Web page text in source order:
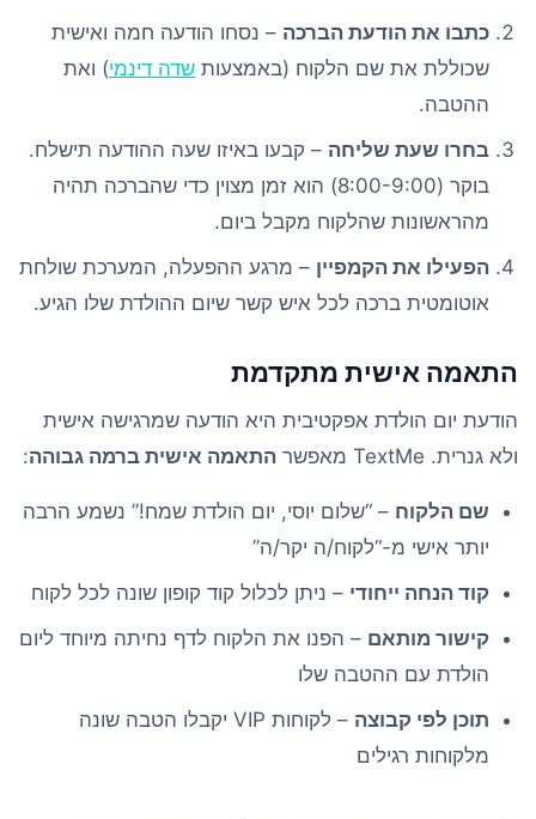
כתבו את הודעת הברכה – נסחו הודעה חמה ואישית
שכוללת את שם הלקוח (באמצעות שדה דינמי) ואת
ההטבה.
בחרו שעת שליחה – קבעו באיזו שעה ההודעה תישלח.
בוקר (8:00-9:00) הוא זמן מצוין כדי שהברכה תהיה
מהראשונות שהלקוח מקבל ביום.
הפעילו את הקמפיין – מרגע ההפעלה, המערכת שולחת
אוטומטית ברכה לכל איש קשר שיום ההולדת שלו הגיע.
התאמה אישית מתקדמת
הודעת יום הולדת אפקטיבית היא הודעה שמרגישה אישית
ולא גנרית. TextMe מאפשר
התאמה אישית ברמה גבוהה:
שם הלקוח – “שלום יוסי, יום הולדת שמח!” נשמע הרבה
יותר אישי מ-“לקוח/ה יקר/ה”
קוד הנחה ייחודי – ניתן לכלול קוד קופון שונה לכל לקוח
קישור מותאם – הפנו את הלקוח לדף נחיתה מיוחד ליום
הולדת עם ההטבה שלו
תוכן לפי קבוצה
– לקוחות VIP יקבלו הטבה שונה
מלקוחות רגילים